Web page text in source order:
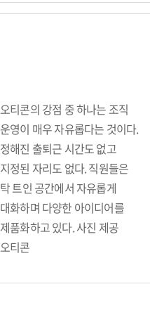
오티콘의 강점 중 하나는 조직
운영이 매우 자유롭다는 것이다.
정해진 출퇴근 시간도 없고
지정된 자리도 없다. 직원들은
탁 트인 공간에서 자유롭게
대화하며 다양한 아이디어를
제품화하고 있다. 사진 제공
오티콘